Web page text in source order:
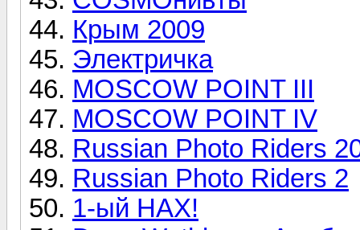
Крым 2009
Электричка
MOSCOW POINT III
MOSCOW POINT IV
Russian Photo Riders
Russian Photo Riders 2
1-ый НАХ!